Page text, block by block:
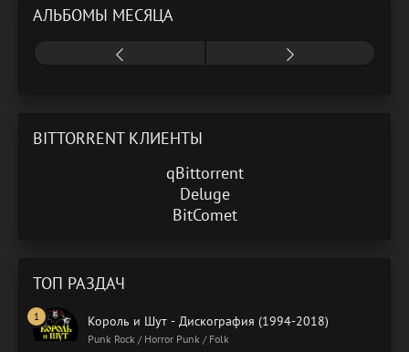
АЛЬБОМЫ МЕСЯЦА
BITTORRENT КЛИЕНТЫ
qBittorrent
Deluge
BitComet
ТОП РАЗДАЧ
Король и Шут - Дискография (1994-2018)
Punk Rock / Horror Punk / Folk